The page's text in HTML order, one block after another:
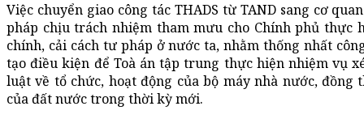
Việc chuyển giao công tác THADS từ TAND sang cơ
pháp chịu trách nhiệm tham mưu cho Chính phủ thực
chính, cải cách tư pháp ở nước ta, nhằm thống nhất
tạo điều kiện để Toà án tập trung thực hiện nhiệm vụ
luật về tổ chức, hoạt động của bộ máy nhà nước,
của đất nước trong thời kỳ mới.